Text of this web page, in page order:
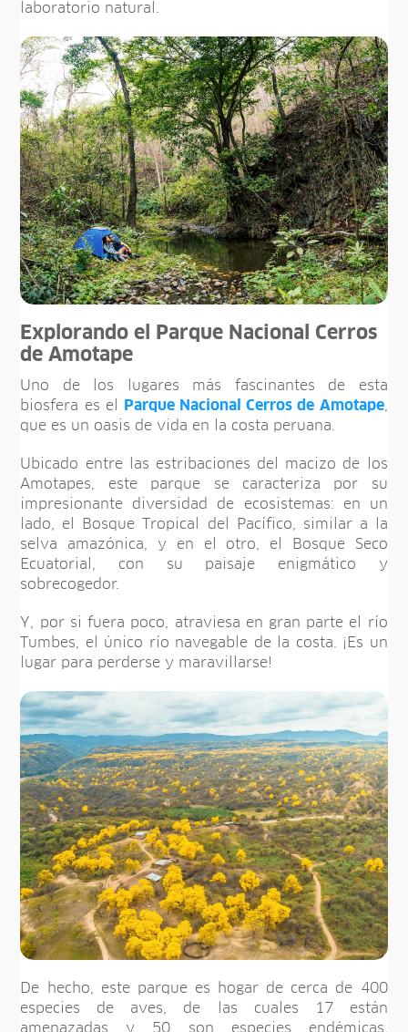
laboratorio natural.
Explorando el Parque Nacional Cerros
de Amotape
Uno de los lugares más fascinantes de esta
biosfera es el
Parque Nacional Cerros de Amotape,
que es un oasis de vida en la costa peruana.
Ubicado entre las estribaciones del macizo de los
Amotapes, este parque se caracteriza por su
impresionante diversidad de ecosistemas: en un
lado, el Bosque Tropical del Pacífico, similar a la
selva amazónica, y en el otro, el Bosque Seco
Ecuatorial, con su paisaje enigmático y
sobrecogedor.
Y, por si fuera poco, atraviesa en gran parte el río
Tumbes, el único río navegable de la costa. ¡Es un
lugar para perderse y maravillarse!
De hecho, este parque es hogar de cerca de 400
especies de aves, de las cuales 17 están
amenazadas y 50 son especies endémicas.